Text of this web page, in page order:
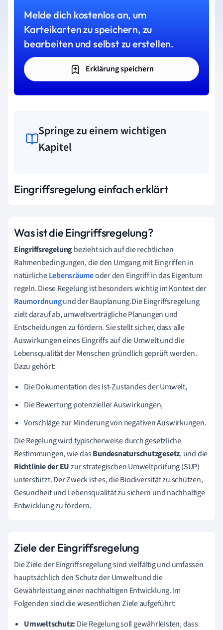
Melde dich kostenlos an, um
Karteikarten zu speichern, zu
bearbeiten und selbst zu erstellen.
Erklärung speichern
Springe zu einem wichtigen
Kapitel
Eingriffsregelung einfach erklärt
Was ist die Eingriffsregelung?
Eingriffsregelungbezieht sich auf die rechtlichen
Rahmenbedingungen, die den Umgang mit Eingriffen in
natürlicheLebensräumeoder den Eingriff in das Eigentum
regeln. Diese Regelung ist besonders wichtig im Kontext der
Raumordnungund der Bauplanung.Die Eingriffsregelung
zielt darauf ab, umweltverträgliche Planungen und
Entscheidungen zu fördern. Sie stellt sicher, dass alle
Auswirkungen eines Eingriffs auf die Umwelt und die
Lebensqualität der Menschen gründlich geprüft werden.
Dazu gehört:
Die Dokumentation des Ist-Zustandes der Umwelt,
Die Bewertung potenzieller Auswirkungen,
Vorschläge zur Minderung von negativen Auswirkungen.
Die Regelung wird typischerweise durch gesetzliche
Bestimmungen, wie dasBundesnaturschutzgesetz, und die
Richtlinie der EUzur strategischen Umweltprüfung (SUP)
unterstützt. Der Zweck ist es, die Biodiversität zu schützen,
Gesundheit und Lebensqualität zu sichern und nachhaltige
Entwicklung zu fördern.
Ziele der Eingriffsregelung
Die Ziele der Eingriffsregelung sind vielfältig und umfassen
hauptsächlich den Schutz der Umwelt und die
Gewährleistung einer nachhaltigen Entwicklung. Im
Folgenden sind die wesentlichen Ziele aufgeführt:
Umweltschutz: Die Regelung soll gewährleisten, dass